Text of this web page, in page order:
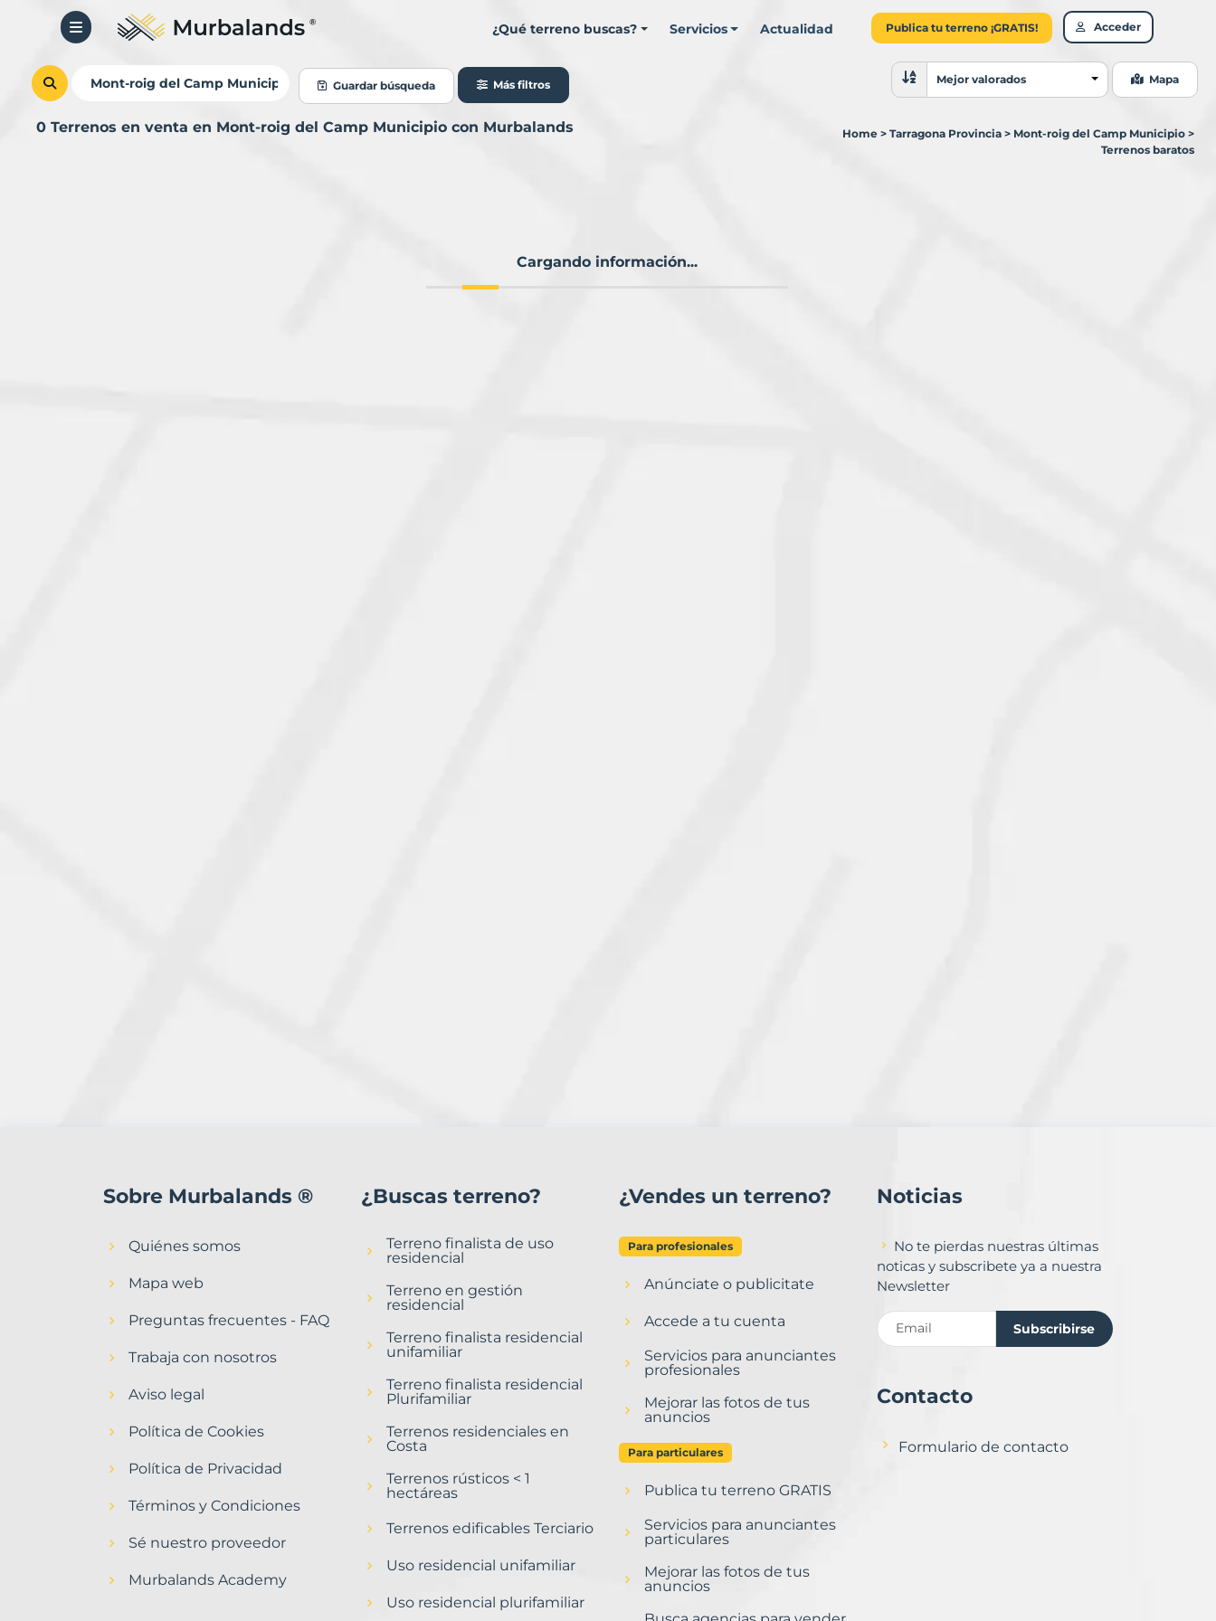
¿Qué terreno buscas? Servicios Actualidad Publica tu terreno ¡GRATIS! Acceder
Guardar búsqueda Más filtros
Ordenar resultados
Mejor valorados Mapa
0 Terrenos en venta en Mont-roig del Camp Municipio con Murbalands Home > Tarragona Provincia > Mont-roig del Camp Municipio >
Terrenos baratos
Cargando información...
Sobre Murbalands ®
Quiénes somos
Mapa web
Preguntas frecuentes - FAQ
Trabaja con nosotros
Aviso legal
Política de Cookies
Política de Privacidad
Términos y Condiciones
Sé nuestro proveedor
Murbalands Academy
¿Buscas terreno?
Terreno finalista de uso
residencial
Terreno en gestión
residencial
Terreno finalista residencial
unifamiliar
Terreno finalista residencial
Plurifamiliar
Terrenos residenciales en
Costa
Terrenos rústicos < 1
hectáreas
Terrenos edificables Terciario
Uso residencial unifamiliar
Uso residencial plurifamiliar
¿Vendes un terreno?
Para profesionales
Anúnciate o publicitate
Accede a tu cuenta
Servicios para anunciantes
profesionales
Mejorar las fotos de tus
anuncios
Para particulares
Publica tu terreno GRATIS
Servicios para anunciantes
particulares
Mejorar las fotos de tus
anuncios
Noticias
No te pierdas nuestras últimas
noticas y subscribete ya a nuestra
Newsletter
Subscribirse
Contacto
Formulario de contacto